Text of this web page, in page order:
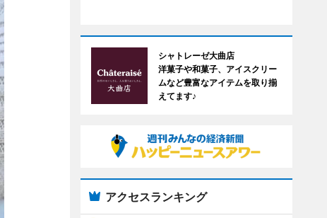
シャトレーゼ大曲店
洋菓子や和菓子、アイスクリー
ムなど豊富なアイテムを取り揃
えてます♪
アクセスランキング